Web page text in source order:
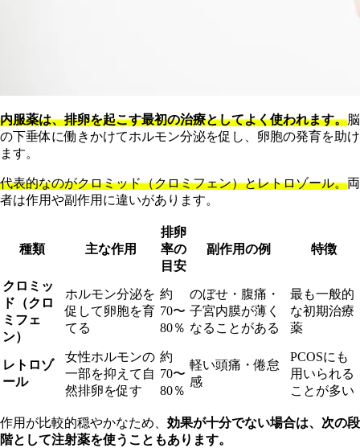
内服薬は、排卵を起こす最初の治療としてよく使われます。脳
の下垂体に働きかけてホルモン分泌を促し、卵胞の発育を助け
ます。
代表的なのがクロミッド（クロミフェン）とレトロゾール。両
者は作用や副作用に違いがあります。
種類 主な作用
排卵
率の
目安
副作用の例 特徴
クロミッ
ド（クロ
ミフェ
ン）
ホルモン分泌を
促して卵胞を育
てる
約
70〜
80％
のぼせ・腹痛・
子宮内膜が薄く
なることがある
最も一般的
な初期治療
薬
レトロゾ
ール
女性ホルモンの
一部を抑えて自
然排卵を促す
約
70〜
80％
軽い頭痛・倦怠
感
PCOSにも
用いられる
ことが多い
作用が比較的穏やかなため、 効果が十分でない場合は、次の段
階として注射薬を使うこともあります。